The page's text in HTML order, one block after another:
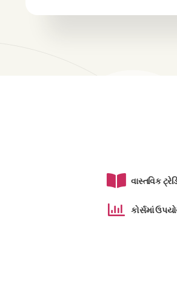
વાસ્તવિક
કોર્સમાં